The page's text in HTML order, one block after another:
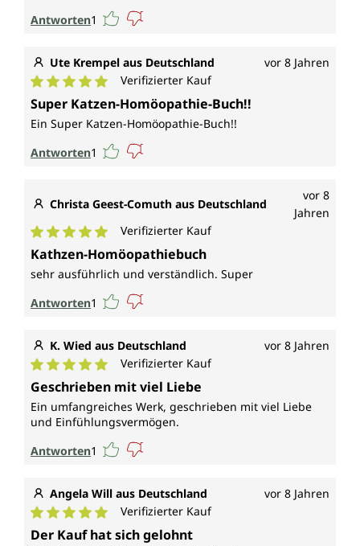
Antworten1
Ute Krempel aus Deutschland vor 8 Jahren
Durchschnittliche Bewertung von 5 von 5 Sternen
Verifizierter Kauf
Super Katzen-Homöopathie-Buch!!
Ein Super Katzen-Homöopathie-Buch!!
Antworten1
Christa Geest-Comuth aus Deutschland
vor 8
Jahren
Durchschnittliche Bewertung von 5 von 5 Sternen
Verifizierter Kauf
Kathzen-Homöopathiebuch
sehr ausführlich und verständlich. Super
Antworten1
K. Wied aus Deutschland vor 8 Jahren
Durchschnittliche Bewertung von 5 von 5 Sternen
Verifizierter Kauf
Geschrieben mit viel Liebe
Ein umfangreiches Werk, geschrieben mit viel Liebe
und Einfühlungsvermögen.
Antworten1
Angela Will aus Deutschland vor 8 Jahren
Durchschnittliche Bewertung von 5 von 5 Sternen
Verifizierter Kauf
Der Kauf hat sich gelohnt